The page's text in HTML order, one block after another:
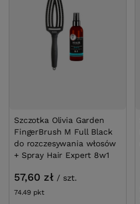
Szczotka Olivia Garden
FingerBrush M Full Black
do rozczesywania włosów
+ Spray Hair Expert 8w1
57,60 zł / szt.
74.49 pktpunktów